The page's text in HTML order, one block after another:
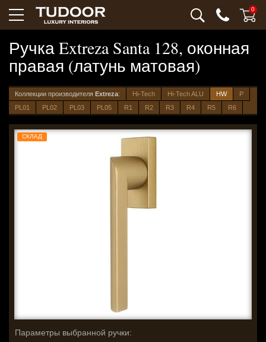
0
Ручка Extreza Santa 128, оконная
правая (латунь матовая)
Коллекции производителя Extreza: Hi-Tech Hi-Tech ALU HW
P
PL01
PL02 PL03 PL05 R1 R2 R3 R4 R5 R6
СКЛАД
Параметры выбранной ручки: